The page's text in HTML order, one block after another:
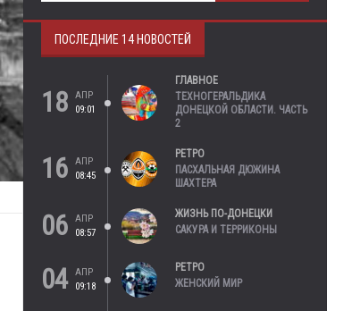
ПОСЛЕДНИЕ 14 НОВОСТЕЙ
18
АПР
09:01
ГЛАВНОЕ
ТЕХНОГЕРАЛЬДИКА
ДОНЕЦКОЙ ОБЛАСТИ. ЧАСТЬ
2
16
АПР
08:45
РЕТРО
ПАСХАЛЬНАЯ ДЮЖИНА
ШАХТЕРА
06
АПР
08:57
ЖИЗНЬ ПО-ДОНЕЦКИ
САКУРА И ТЕРРИКОНЫ
04
АПР
09:18
РЕТРО
ЖЕНСКИЙ МИР